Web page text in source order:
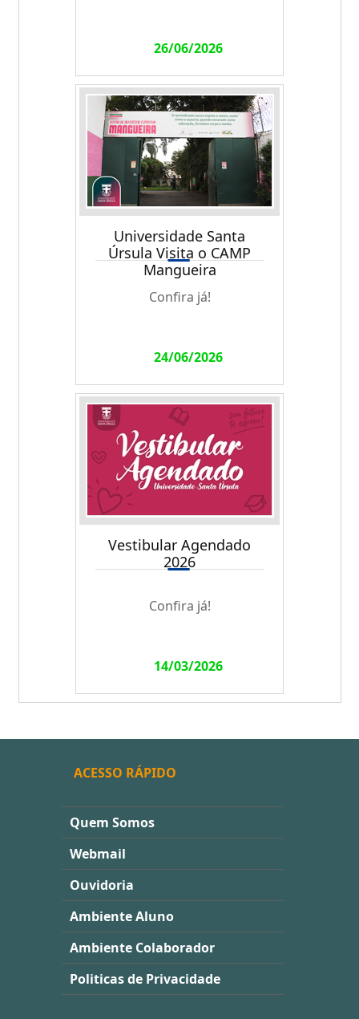
26/06/2026
Universidade Santa
Úrsula Visita o CAMP
Mangueira
Confira já!
24/06/2026
Vestibular Agendado
2026
Confira já!
14/03/2026
ACESSO RÁPIDO
Quem Somos
Webmail
Ouvidoria
Ambiente Aluno
Ambiente Colaborador
Politicas de Privacidade